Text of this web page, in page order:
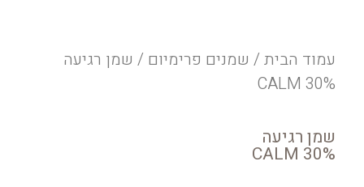
עמוד הבית/ שמנים פרימיום / שמן רגיעה
CALM 30%
שמן רגיעה
CALM 30%